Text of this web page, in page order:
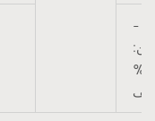
- رطوبة
5%~90%